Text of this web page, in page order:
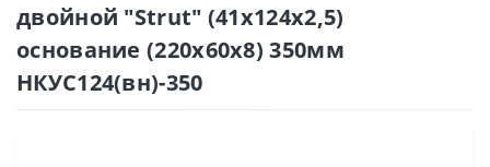
двойной "Strut" (41х124х2,5)
основание (220х60х8) 350мм
НКУС124(вн)-350